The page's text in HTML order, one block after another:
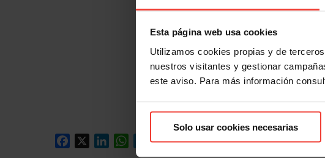
Esta página web usa cookies
Utilizamos cookies propias y de
nuestros visitantes y gestionar
este aviso. Para más información
Solo usar cookies necesarias
Facebook LinkedInWhatsApp
Telegram
EmailCompartir